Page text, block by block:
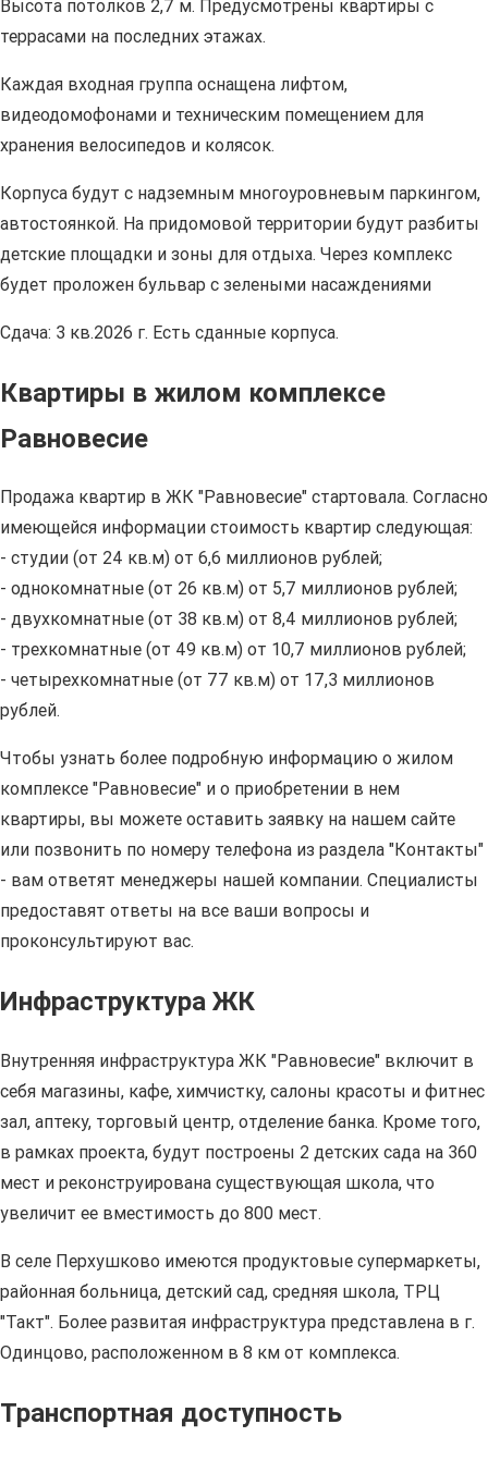
Высота потолков 2,7 м. Предусмотрены квартиры с
террасами на последних этажах.
Каждая входная группа оснащена лифтом,
видеодомофонами и техническим помещением для
хранения велосипедов и колясок.
Корпуса будут с надземным многоуровневым паркингом,
автостоянкой. На придомовой территории будут разбиты
детские площадки и зоны для отдыха. Через комплекс
будет проложен бульвар с зелеными насаждениями
Сдача: 3 кв.2026 г. Есть сданные корпуса.
Квартиры в жилом комплексе
Равновесие
Продажа квартир в ЖК "Равновесие" стартовала. Согласно
имеющейся информации стоимость квартир следующая:
- студии (от 24 кв.м) от 6,6 миллионов рублей;
- однокомнатные (от 26 кв.м) от 5,7 миллионов рублей;
- двухкомнатные (от 38 кв.м) от 8,4 миллионов рублей;
- трехкомнатные (от 49 кв.м) от 10,7 миллионов рублей;
- четырехкомнатные (от 77 кв.м) от 17,3 миллионов
рублей.
Чтобы узнать более подробную информацию о жилом
комплексе "Равновесие" и о приобретении в нем
квартиры, вы можете оставить заявку на нашем сайте
или позвонить по номеру телефона из раздела "Контакты"
- вам ответят менеджеры нашей компании. Специалисты
предоставят ответы на все ваши вопросы и
проконсультируют вас.
Инфраструктура ЖК
Внутренняя инфраструктура ЖК "Равновесие" включит в
себя магазины, кафе, химчистку, салоны красоты и фитнес
зал, аптеку, торговый центр, отделение банка. Кроме того,
в рамках проекта, будут построены 2 детских сада на 360
мест и реконструирована существующая школа, что
увеличит ее вместимость до 800 мест.
В селе Перхушково имеются продуктовые супермаркеты,
районная больница, детский сад, средняя школа, ТРЦ
"Такт". Более развитая инфраструктура представлена в г.
Одинцово, расположенном в 8 км от комплекса.
Транспортная доступность